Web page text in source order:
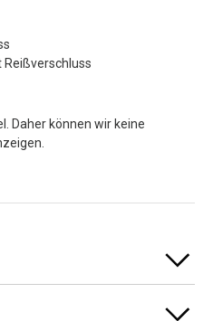
Daher können wir keine